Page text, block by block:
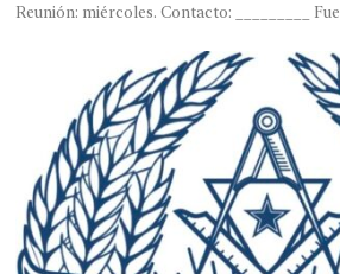
Reunión: miércoles. Contacto: _________ Fue